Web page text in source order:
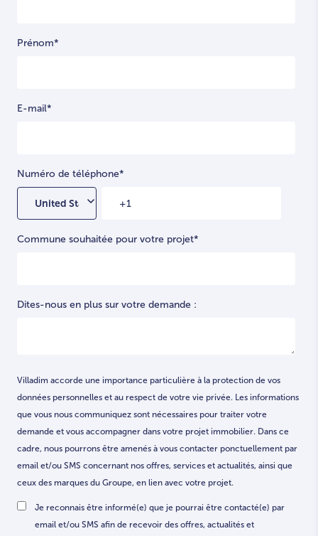
Prénom*
E-mail*
Numéro de téléphone*
Commune souhaitée pour votre projet*
Dites-nous en plus sur votre demande :
Villadim accorde une importance particulière à la protection de vos
données personnelles et au respect de votre vie privée. Les informations
que vous nous communiquez sont nécessaires pour traiter votre
demande et vous accompagner dans votre projet immobilier. Dans ce
cadre, nous pourrons être amenés à vous contacter ponctuellement par
email et/ou SMS concernant nos offres, services et actualités, ainsi que
ceux des marques du Groupe, en lien avec votre projet.
Je reconnais être informé(e) que je pourrai être contacté(e) par
email et/ou SMS afin de recevoir des offres, actualités et